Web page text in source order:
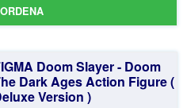
Doom Slayer - Doom
Dark Ages Action Figure (
Version )